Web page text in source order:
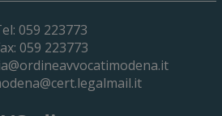
059 223773
059 223773